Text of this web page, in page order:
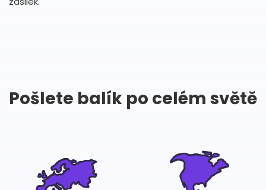
Pošlete balík po celém světě